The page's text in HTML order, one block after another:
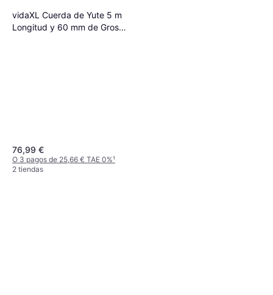
vidaXL Cuerda de Yute 5 m
Longitud y 60 mm de Grosor
76,99 €
O 3 pagos de 25,66 € TAE 0%¹
2 tiendas